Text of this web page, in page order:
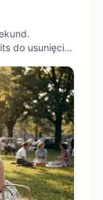
do usunięcia